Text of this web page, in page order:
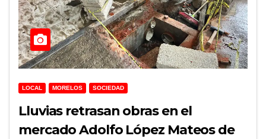
LOCAL MORELOS SOCIEDAD
Lluvias retrasan obras en el
mercado Adolfo López Mateos de